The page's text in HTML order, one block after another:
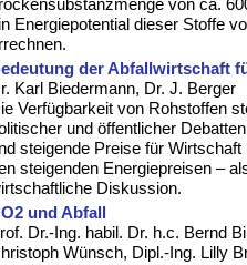
Energiepotential dieser Stoffe
der Abfallwirtschaft
Karl Biedermann, Dr. J. Berger
Verfügbarkeit von Rohstoffen
und öffentlicher
steigende Preise für
steigenden Energiepreisen –
Diskussion.
und Abfall
Dr.-Ing. habil. Dr. h.c. Bernd
Wünsch, Dipl.-Ing. Lilly